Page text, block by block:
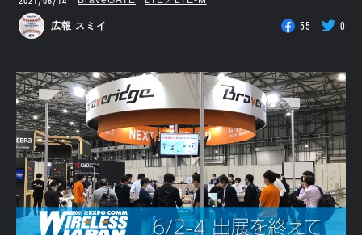
広報 スミイ 55 0